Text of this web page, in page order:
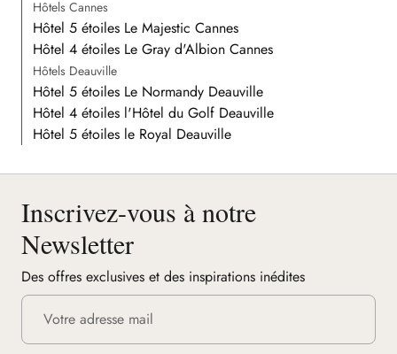
Hôtels Cannes
Hôtel 5 étoiles Le Majestic Cannes
Hôtel 4 étoiles Le Gray d'Albion Cannes
Hôtels Deauville
Hôtel 5 étoiles Le Normandy Deauville
Hôtel 4 étoiles l'Hôtel du Golf Deauville
Hôtel 5 étoiles le Royal Deauville
Inscrivez-vous à notre
Newsletter
Des offres exclusives et des inspirations inédites